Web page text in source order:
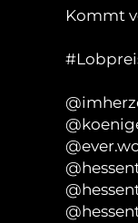
Kommt